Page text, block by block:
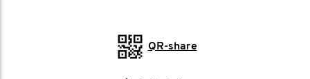
QR-share